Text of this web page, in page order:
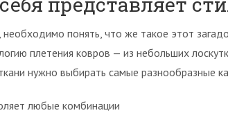
понять, что же такое этот
плетения ковров — из небольших
нужно выбирать самые разнообразные
любые комбинации